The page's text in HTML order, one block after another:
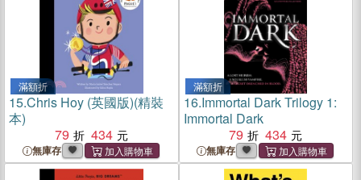
滿額折
15.Chris Hoy (英國版)(精裝
本)
79
434
無庫存
滿額折
16.Immortal Dark Trilogy 1:
Immortal Dark
79
434
無庫存